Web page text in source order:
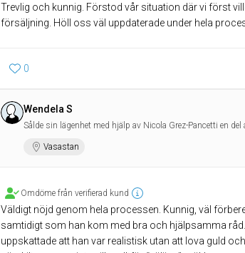
Trevlig och kunnig. Förstod vår situation där vi först
försäljning. Höll oss väl uppdaterade under hela
0
Wendela S
Sålde sin lägenhet med hjälp av Nicola Grez-Pancetti en del
Vasastan
Omdöme från verifierad kund
Väldigt nöjd genom hela processen. Kunnig, väl
samtidigt som han kom med bra och hjälpsamma
uppskattade att han var realistisk utan att lova guld